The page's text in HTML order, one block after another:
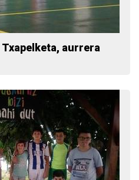
aurrera